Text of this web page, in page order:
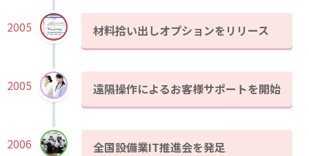
材料拾い出しオプションをリリース
2005
遠隔操作によるお客様サポートを開始
2005
全国設備業IT推進会を発足
2006